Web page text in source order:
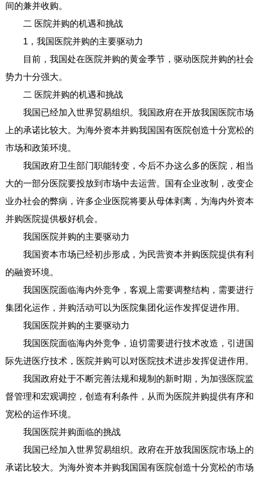
间的兼并收购。
二 医院并购的机遇和挑战
1，我国医院并购的主要驱动力
目前，我国处在医院并购的黄金季节，驱动医院并购的社会
势力十分强大。
二 医院并购的机遇和挑战
我国已经加入世界贸易组织。我国政府在开放我国医院市场
上的承诺比较大。为海外资本并购我国国有医院创造十分宽松的
市场和政策环境。
我国政府卫生部门职能转变，今后不办这么多的医院，相当
大的一部分医院要投放到市场中去运营。国有企业改制，改变企
业办社会的弊病，许多企业医院将要从母体剥离，为海内外资本
并购医院提供极好机会。
我国医院并购的主要驱动力
我国资本市场已经初步形成，为民营资本并购医院提供有利
的融资环境。
我国医院面临海内外竞争，客观上需要调整结构，需要进行
集团化运作，并购活动可以为医院集团化运作发挥促进作用。
我国医院并购的主要驱动力
我国医院面临海内外竞争，迫切需要进行技术改造，引进国
际先进医疗技术，医院并购可以对医院技术进步发挥促进作用。
我国政府处于不断完善法规和规制的新时期，为加强医院监
督管理和宏观调控，创造有利条件，从而为医院并购提供有序和
宽松的运作环境。
我国医院并购面临的挑战
我国已经加入世界贸易组织。政府在开放我国医院市场上的
承诺比较大。为海外资本并购我国国有医院创造十分宽松的市场